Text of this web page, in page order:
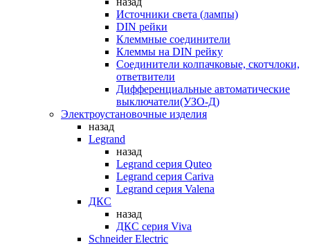
Источники света (лампы)
DIN рейки
Клеммные соединители
Клеммы на DIN рейку
Соединители колпачковые, скотчлоки,
ответвители
Дифференциальные автоматические
выключатели(УЗО-Д)
Электроустановочные изделия
назад
Legrand
назад
Legrand серия Quteo
Legrand серия Cariva
Legrand серия Valena
ДКС
назад
ДКС серия Viva
Schneider Electric